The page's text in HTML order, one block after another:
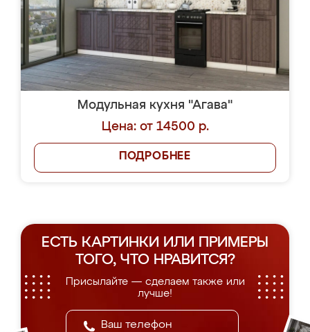
Модульная кухня "Агава"
Цена: от 14500 р.
ПОДРОБНЕЕ
ЕСТЬ КАРТИНКИ ИЛИ ПРИМЕРЫ
ТОГО, ЧТО НРАВИТСЯ?
Присылайте — сделаем также или
лучше!